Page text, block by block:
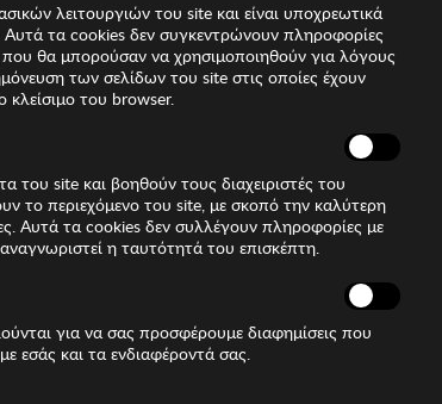
ideal for the day-to-day of women.
λειτουργιών του site και είναι υποχρεωτικά
Αυτά τα cookies δεν συγκεντρώνουν πληροφορίες
που θα μπορούσαν να χρησιμοποιηθούν για λόγους
των σελίδων του site στις οποίες έχουν
κλείσιμο του browser.
του site και βοηθούν τους διαχειριστές του
το περιεχόμενο του site, με σκοπό την καλύτερη
Αυτά τα cookies δεν συλλέγουν πληροφορίες με
η ταυτότητά του επισκέπτη.
για να σας προσφέρουμε διαφημίσεις που
εσάς και τα ενδιαφέροντά σας.